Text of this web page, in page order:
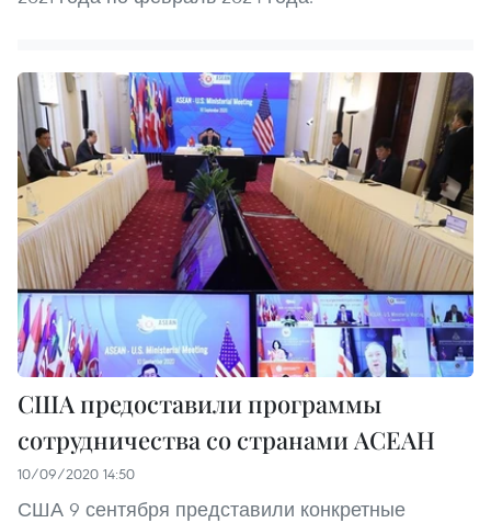
США предоставили программы
сотрудничества со странами АСЕАН
10/09/2020 14:50
США 9 сентября представили конкретные